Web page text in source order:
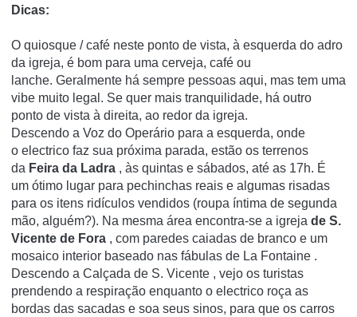
Dicas:
O quiosque / café neste ponto de vista, à esquerda do adro
da igreja, é bom para uma cerveja, café ou
lanche. Geralmente há sempre pessoas aqui, mas tem uma
vibe muito legal. Se quer mais tranquilidade, há outro
ponto de vista à direita, ao redor da igreja.
Descendo a Voz do Operário para a esquerda, onde
o electrico faz sua próxima parada, estão os terrenos
da Feira da Ladra , às quintas e sábados, até as 17h. É
um ótimo lugar para pechinchas reais e algumas risadas
para os itens ridículos vendidos (roupa íntima de segunda
mão, alguém?). Na mesma área encontra-se a igreja de S.
Vicente de Fora , com paredes caiadas de branco e um
mosaico interior baseado nas fábulas de La Fontaine .
Descendo a Calçada de S. Vicente , vejo os turistas
prendendo a respiração enquanto o electrico roça as
bordas das sacadas e soa seus sinos, para que os carros